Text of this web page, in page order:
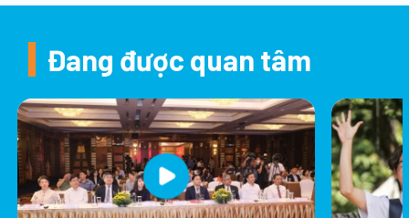
Đang được quan tâm